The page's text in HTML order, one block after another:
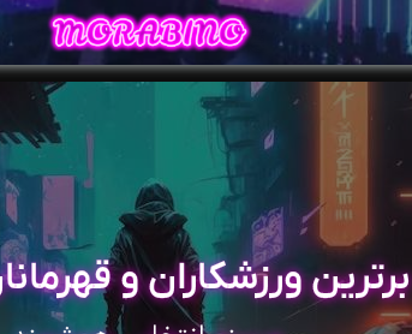
برترین ورزشکاران و